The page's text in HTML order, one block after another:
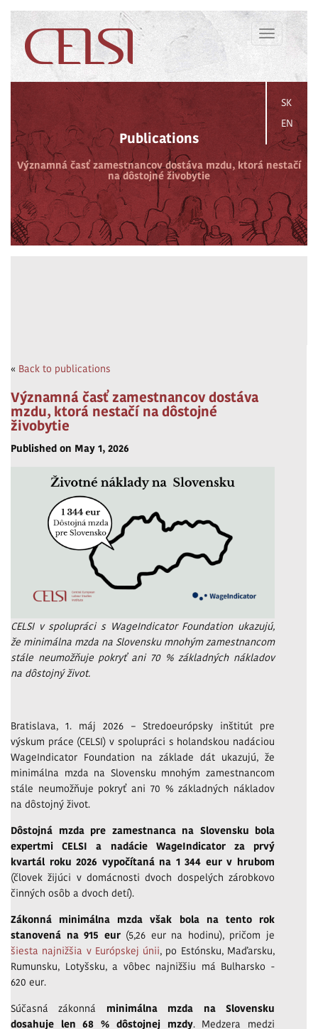
Toggle
navigation
SK
EN
Publications
Významná časť zamestnancov dostáva mzdu, ktorá nestačí
na dôstojné živobytie
« Back to publications
Významná časť zamestnancov dostáva
mzdu, ktorá nestačí na dôstojné
živobytie
Published on May 1, 2026
CELSI v spolupráci s WageIndicator Foundation ukazujú,
že minimálna mzda na Slovensku mnohým zamestnancom
stále neumožňuje pokryť ani 70 % základných nákladov
na dôstojný život.
Bratislava, 1. máj 2026 – Stredoeurópsky inštitút pre
výskum práce (CELSI) v spolupráci s holandskou nadáciou
WageIndicator Foundation na základe dát ukazujú, že
minimálna mzda na Slovensku mnohým zamestnancom
stále neumožňuje pokryť ani 70 % základných nákladov
na dôstojný život.
Dôstojná mzda pre zamestnanca na Slovensku bola
expertmi CELSI a nadácie WageIndicator za prvý
kvartál roku 2026 vypočítaná na 1 344 eur v hrubom
(človek žijúci v domácnosti dvoch dospelých zárobkovo
činných osôb a dvoch detí).
Zákonná minimálna mzda však bola na tento rok
stanovená na 915 eur(5,26 eur na hodinu), pričom je
šiesta najnižšia v Európskej únii, po Estónsku, Maďarsku,
Rumunsku, Lotyšsku, a vôbec najnižšiu má Bulharsko -
620 eur.
Súčasná zákonná minimálna mzda na Slovensku
dosahuje len 68 % dôstojnej mzdy. Medzera medzi